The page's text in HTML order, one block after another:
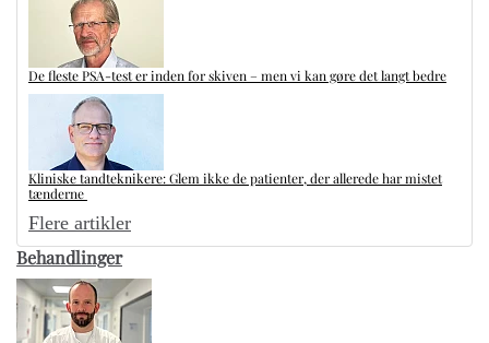
De fleste PSA-test er inden for skiven – men vi kan gøre det langt bedre
Kliniske tandteknikere: Glem ikke de patienter, der allerede har mistet
tænderne
Flere artikler
Behandlinger